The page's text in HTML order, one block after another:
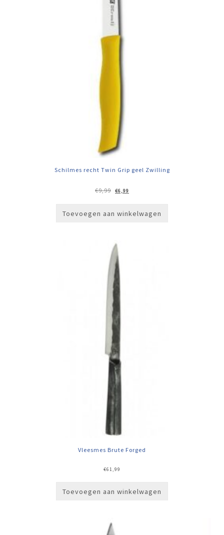
Schilmes recht Twin Grip geel Zwilling
€9,99
Oorspronkelijke
prijs
€6,99
prijs
Toevoegen aan winkelwagen
Vleesmes Brute Forged
€61,99
Toevoegen aan winkelwagen